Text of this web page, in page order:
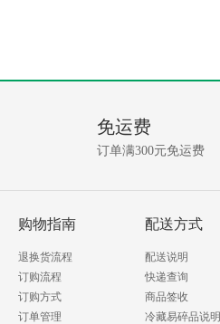
免运费
订单满300元免运费
购物指南
退换货流程
订购流程
订购方式
订单管理
配送方式
配送说明
快递查询
商品签收
冷藏易碎品说明